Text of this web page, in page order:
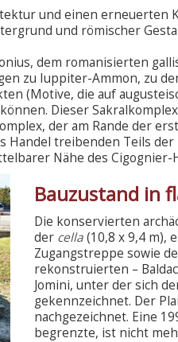
und einen erneuerten
und römischer
dem romanisierten
zu Iuppiter-Ammon, zu
(Motive, die auf
Dieser
der am Rande der
treibenden Teils
Nähe des Cigognier-
Bauzustand in
Die konservierten
der cella(10,8 x 9,4 m),
Zugangstreppe sowie
rekonstruierten –
Jomini, unter der sich
gekennzeichnet. Der
nachgezeichnet. Eine
begrenzte, ist nicht